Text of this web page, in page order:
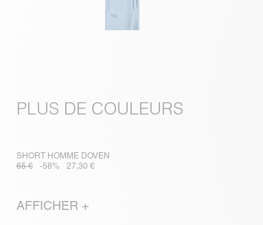
PLUS DE COULEURS
SHORT HOMME DOVEN
65 €
-58% 27,30 €
AFFICHER +